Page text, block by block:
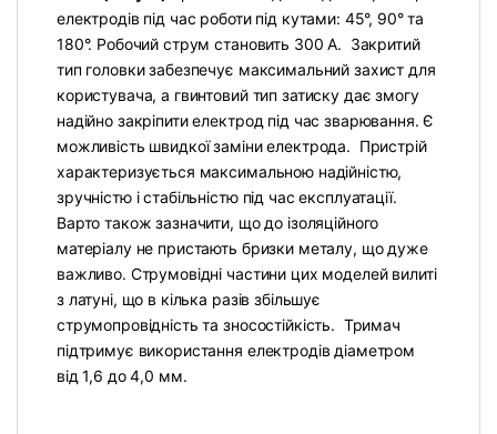
електродів під час роботи під кутами: 45°, 90° та
180°. Робочий струм становить 300 А. Закритий
тип головки забезпечує максимальний захист для
користувача, а гвинтовий тип затиску дає змогу
надійно закріпити електрод під час зварювання. Є
можливість швидкої заміни електрода. Пристрій
характеризується максимальною надійністю,
зручністю і стабільністю під час експлуатації.
Варто також зазначити, що до ізоляційного
матеріалу не пристають бризки металу, що дуже
важливо. Струмовідні частини цих моделей вилиті
з латуні, що в кілька разів збільшує
струмопровідність та зносостійкість. Тримач
підтримує використання електродів діаметром
від 1,6 до 4,0 мм.